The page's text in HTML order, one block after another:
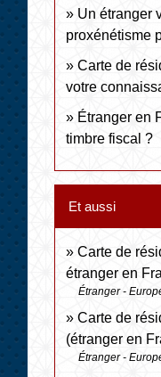
Un étranger
proxénétisme
Carte de
votre
Étranger en
timbre fiscal ?
Et aussi
Carte de
étranger en
Étranger -
Carte de
(étranger en
Étranger -